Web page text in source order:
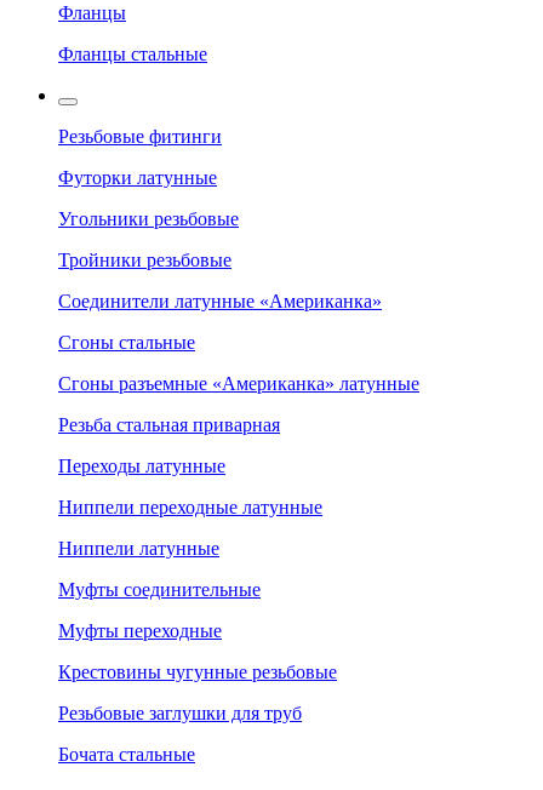
Фланцы
Фланцы стальные
Резьбовые фитинги
Футорки латунные
Угольники резьбовые
Тройники резьбовые
Соединители латунные «Американка»
Сгоны стальные
Сгоны разъемные «Американка» латунные
Резьба стальная приварная
Переходы латунные
Ниппели переходные латунные
Ниппели латунные
Муфты соединительные
Муфты переходные
Крестовины чугунные резьбовые
Резьбовые заглушки для труб
Бочата стальные